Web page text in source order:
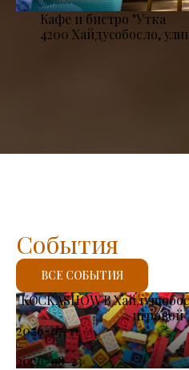
Кафе и бистро "Утка
4200 Хайдусобосло,
KOCKASHOW В
игровой
2026-07-11
-
2026-08-23
События
ВСЕ СОБЫТИЯ